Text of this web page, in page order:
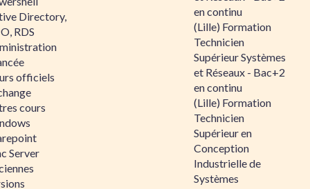
Directory,
RDS
officiels
cours
Server
en continu
(Lille) Formation
Technicien
Supérieur Systèmes
et Réseaux - Bac+2
en continu
(Lille) Formation
Technicien
Supérieur en
Conception
Industrielle de
Systèmes